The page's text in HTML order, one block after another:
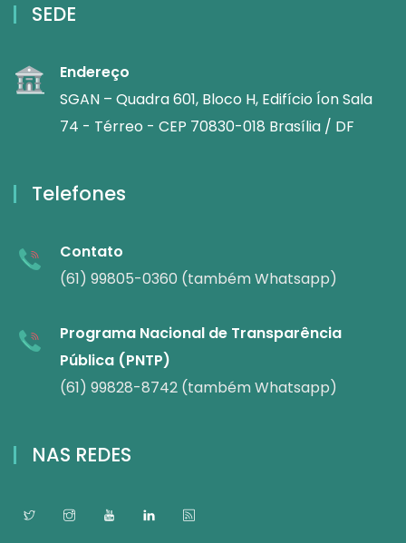
SEDE
Endereço
SGAN – Quadra 601, Bloco H, Edifício Íon Sala
74 - Térreo - CEP 70830-018 Brasília / DF
Telefones
Contato
(61) 99805-0360 (também Whatsapp)
Programa Nacional de Transparência
Pública (PNTP)
(61) 99828-8742 (também Whatsapp)
NAS REDES